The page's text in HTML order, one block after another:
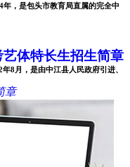
，是包头市教育局直属的完全中
体特长生招生简章
8月，是由中江县人民政府引进、
章